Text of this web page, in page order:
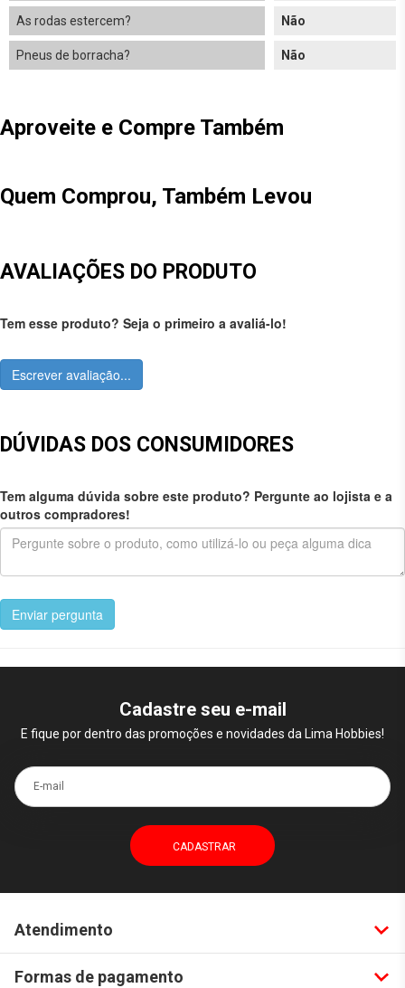
As rodas estercem? Não
Pneus de borracha? Não
Aproveite e Compre Também
Quem Comprou, Também Levou
AVALIAÇÕES DO PRODUTO
Tem esse produto? Seja o primeiro a avaliá-lo!
Escrever avaliação...
DÚVIDAS DOS CONSUMIDORES
Tem alguma dúvida sobre este produto? Pergunte ao lojista e a
outros compradores!
Enviar pergunta
Cadastre seu e-mail
E fique por dentro das promoções e novidades da Lima Hobbies!
E-mail
Atendimento
Formas de pagamento